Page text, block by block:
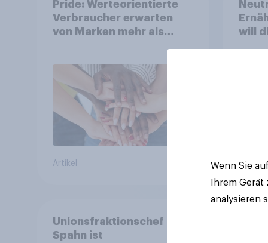
Pride: Werteorientierte
Verbraucher erwarten
von Marken mehr als
Artikel
will
Artikel
Unionsfraktionschef Jens
Spahn ist
Wenn Sie
Ihrem
analysieren